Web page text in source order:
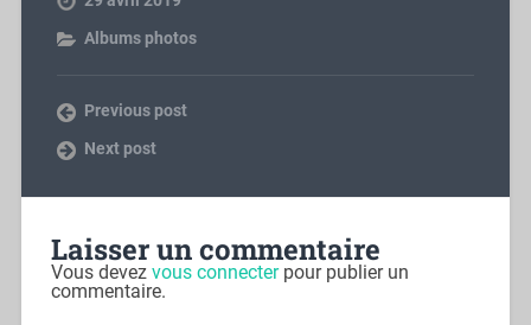
Albums photos
Previous post
Next post
Laisser un commentaire
Vous devez vous connecterpour publier un
commentaire.